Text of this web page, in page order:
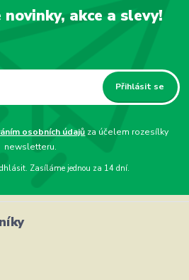
akce a slevy!
Přihlásit se
osobních údajů za účelem rozesílky
newsletteru.
Zasíláme jednou za 14 dní.